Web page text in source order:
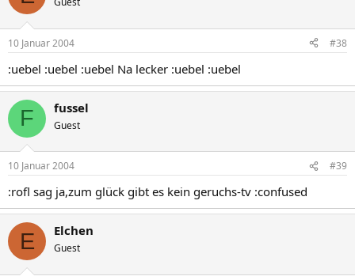
10 Januar 2004 #38
:uebel :uebel :uebel Na lecker :uebel :uebel
F fussel
Guest
10 Januar 2004 #39
:rofl sag ja,zum glück gibt es kein geruchs-tv :confused
E Elchen
Guest